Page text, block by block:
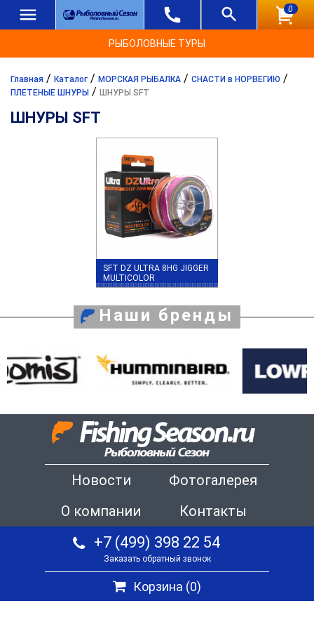
0
РЫБОЛОВНЫЕ ТУРЫ
Главная / Каталог / МОРСКАЯ РЫБАЛКА / СНАСТИ в НОРВЕГИЮ /
ПЛЕТЕНЫЕ ШНУРЫ / ШНУРЫ SFT
ШНУРЫ SFT
SFT DZ ULTRA 8HG JIGGER
MULTICOLOR
Наши бренды
Новости
Фотогалерея
О компании
Контакты
+7 (499) 398 22 54
Заказать обратный звонок
Корзина (0)